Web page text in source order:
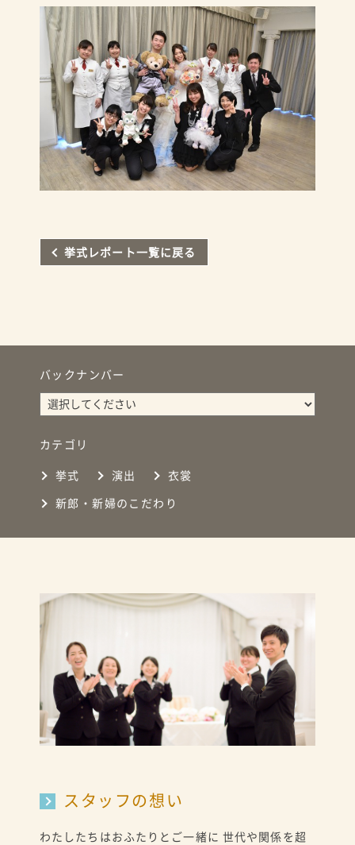
挙式レポート一覧に戻る
バックナンバー
カテゴリ
挙式 演出 衣裳
新郎・新婦のこだわり
スタッフの想い
わたしたちはおふたりとご一緒に 世代や関係を超